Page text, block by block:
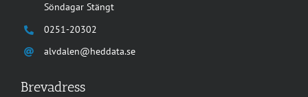
Söndagar Stängt
0251-20302
alvdalen@heddata.se
Brevadress